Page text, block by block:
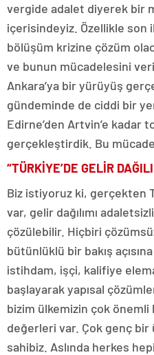
vergide adalet diyerek bir
içerisindeyiz. Özellikle son
bölüşüm krizine çözüm
ve bunun mücadelesini
Ankara’ya bir yürüyüş
gündeminde de ciddi bir
Edirne’den Artvin’e kadar
gerçekleştirdik. Bu
“TÜRKİYE’DE GELİR
Biz istiyoruz ki, gerçekten
var, gelir dağılımı
çözülebilir. Hiçbiri
bütünlüklü bir bakış
istihdam, işçi, kalifiye
başlayarak yapısal
bizim ülkemizin çok
değerleri var. Çok genç
sahibiz. Aslında herkes